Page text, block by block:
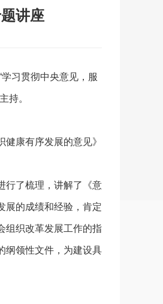
讲座
习贯彻中央意见，服
持。
康有序发展的意见》
行了梳理，讲解了《意
展的成绩和经验，肯定
组织改革发展工作的指
纲领性文件，为建设具